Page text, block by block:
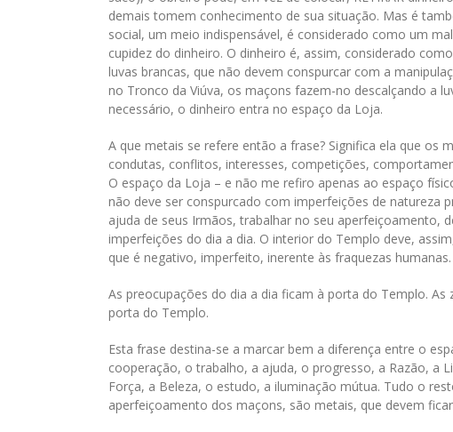
demais tomem conhecimento de sua situação. Mas é
social, um meio indispensável, é considerado como um
cupidez do dinheiro. O dinheiro é, assim, considerado
luvas brancas, que não devem conspurcar com a
no Tronco da Viúva, os maçons fazem-no descalçando a
necessário, o dinheiro entra no espaço da Loja.
A que metais se refere então a frase? Significa ela que
condutas, conflitos, interesses, competições,
O espaço da Loja – e não me refiro apenas ao espaço
não deve ser conspurcado com imperfeições de natureza
ajuda de seus Irmãos, trabalhar no seu aperfeiçoamento,
imperfeições do dia a dia. O interior do Templo deve,
que é negativo, imperfeito, inerente às fraquezas humanas.
As preocupações do dia a dia ficam à porta do Templo.
porta do Templo.
Esta frase destina-se a marcar bem a diferença entre o
cooperação, o trabalho, a ajuda, o progresso, a Razão, a
Força, a Beleza, o estudo, a iluminação mútua. Tudo o
aperfeiçoamento dos maçons, são metais, que devem